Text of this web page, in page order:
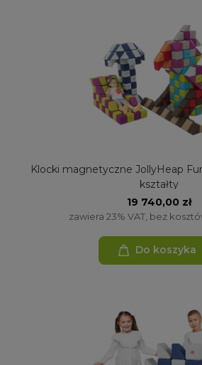
Klocki magnetyczne JollyHeap
kształty
19 740,00 zł
zawiera 23% VAT, bez
Do koszyka